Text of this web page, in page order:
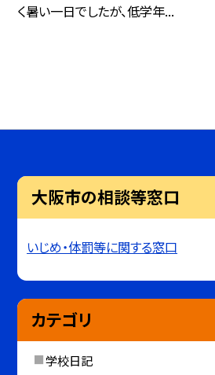
く暑い一日でしたが、低学年...
大阪市の相談等窓口
いじめ・体罰等に関する窓口
カテゴリ
学校日記